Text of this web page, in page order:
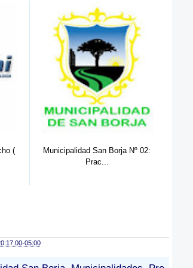
Borja Nº 02:
Municipalidad San Borja 2022:
05:00